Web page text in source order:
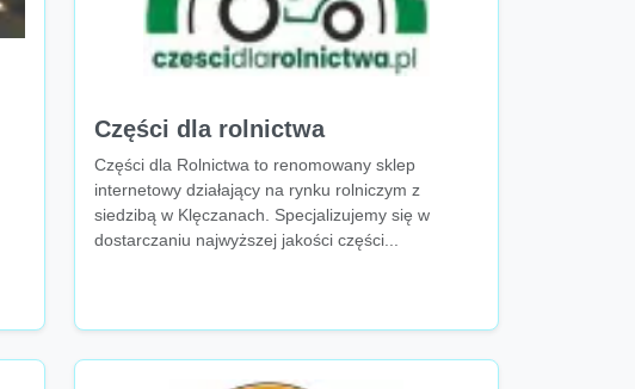
Części dla rolnictwa
Części dla Rolnictwa to renomowany sklep
internetowy działający na rynku rolniczym z
siedzibą w Klęczanach. Specjalizujemy się w
dostarczaniu najwyższej jakości części...